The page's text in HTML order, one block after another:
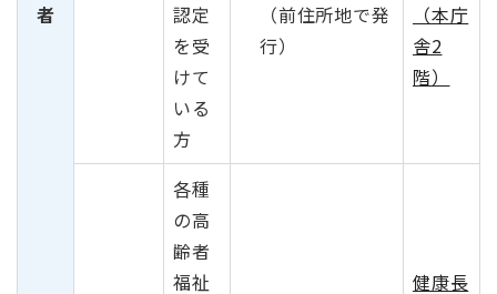
者
認定
を受
けて
いる
方
（前住所地で発
行）
（本庁
舎2
階）
各種
の高
齢者
福祉
健康長